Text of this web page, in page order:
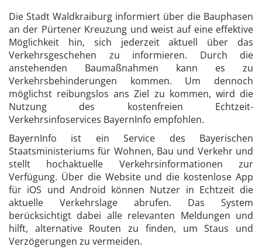
Die Stadt Waldkraiburg informiert über die Bauphasen
an der Pürtener Kreuzung und weist auf eine effektive
Möglichkeit hin, sich jederzeit aktuell über das
Verkehrsgeschehen zu informieren. Durch die
anstehenden Baumaßnahmen kann es zu
Verkehrsbehinderungen kommen. Um dennoch
möglichst reibungslos ans Ziel zu kommen, wird die
Nutzung des kostenfreien Echtzeit-
Verkehrsinfoservices BayernInfo empfohlen.
BayernInfo ist ein Service des Bayerischen
Staatsministeriums für Wohnen, Bau und Verkehr und
stellt hochaktuelle Verkehrsinformationen zur
Verfügung. Über die Website und die kostenlose App
für iOS und Android können Nutzer in Echtzeit die
aktuelle Verkehrslage abrufen. Das System
berücksichtigt dabei alle relevanten Meldungen und
hilft, alternative Routen zu finden, um Staus und
Verzögerungen zu vermeiden.